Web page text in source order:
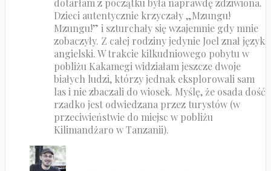
dotarłam z początku była naprawdę zdziwiona.
Dzieci autentycznie krzyczały „Mzungu!
Mzungu!” i szturchały się wzajemnie gdy mnie
zobaczyły. Z całej rodziny jedynie Joel znał język
angielski. W trakcie kilkudniowego pobytu w
pobliżu Kakamegi widziałam jeszcze dwoje
białych ludzi, którzy jednak eksplorowali sam
las i nie zbaczali do wiosek. Myślę, że osada dość
rzadko jest odwiedzana przez turystów (w
przeciwieństwie do miejsc w pobliżu
Kilimandżaro w Tanzanii).